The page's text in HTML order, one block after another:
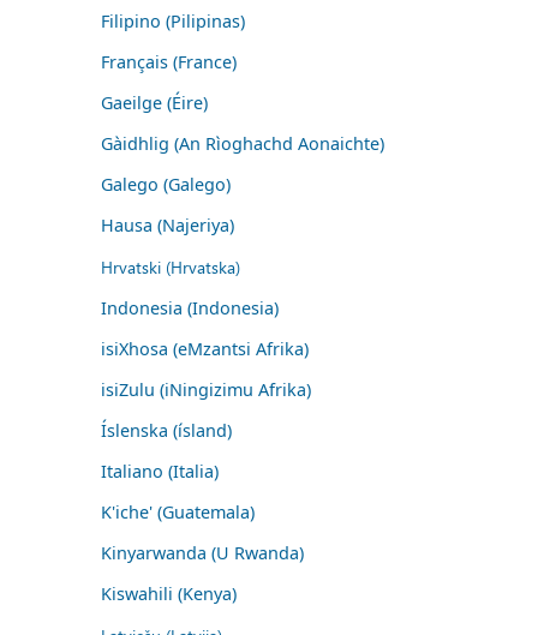
Filipino (Pilipinas)
Français (France)
Gaeilge (Éire)
Gàidhlig (An Rìoghachd Aonaichte)
Galego (Galego)
Hausa (Najeriya)
Hrvatski (Hrvatska)
Indonesia (Indonesia)
isiXhosa (eMzantsi Afrika)
isiZulu (iNingizimu Afrika)
Íslenska (ísland)
Italiano (Italia)
K'iche' (Guatemala)
Kinyarwanda (U Rwanda)
Kiswahili (Kenya)